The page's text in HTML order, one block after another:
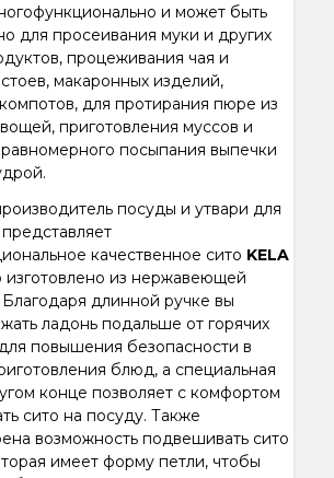
и может быть
для просеивания муки и других
процеживания чая и
макаронных изделий,
для протирания пюре из
приготовления муссов и
посыпания выпечки
посуды и утвари для
качественное сито KELA
изготовлено из нержавеющей
Благодаря длинной ручке вы
ладонь подальше от горячих
повышения безопасности в
блюд, а специальная
конце позволяет с комфортом
сито на посуду. Также
возможность подвешивать сито
имеет форму петли, чтобы